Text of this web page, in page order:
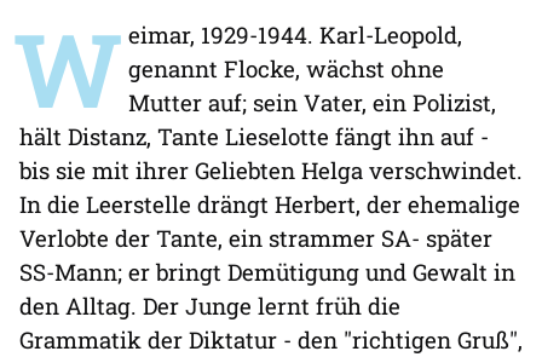
W eimar, 1929-1944. Karl-Leopold,
genannt Flocke, wächst ohne
Mutter auf; sein Vater, ein Polizist,
hält Distanz, Tante Lieselotte fängt ihn auf -
bis sie mit ihrer Geliebten Helga verschwindet.
In die Leerstelle drängt Herbert, der ehemalige
Verlobte der Tante, ein strammer SA- später
SS-Mann; er bringt Demütigung und Gewalt in
den Alltag. Der Junge lernt früh die
Grammatik der Diktatur - den "richtigen Gruß",